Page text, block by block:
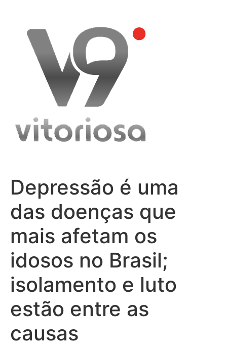
content
Depressão é uma
das doenças que
mais afetam os
idosos no Brasil;
isolamento e luto
estão entre as
causas